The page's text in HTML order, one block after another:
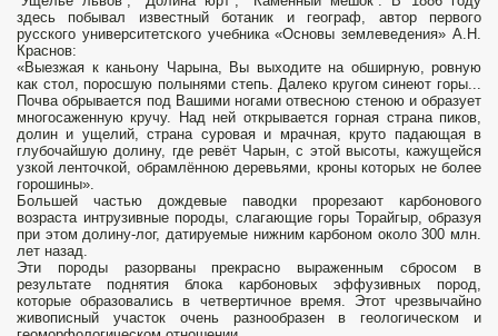
здесь побывал известный ботаник и географ, автор первого
русского университетского учебника «Основы землеведения» А.Н.
Краснов:
«Выезжая к каньону Чарына, Вы выходите на обширную, ровную
как стол, поросшую полынями степь. Далеко кругом синеют горы...
Почва обрывается под Вашими ногами отвесною стеною и образует
многосаженную кручу. Над ней открывается горная страна пиков,
долин и ущелий, страна суровая и мрачная, круто падающая в
глубочайшую долину, где ревёт Чарын, с этой высоты, кажущейся
узкой ленточкой, обрамлённою деревьями, кроны которых не более
горошины».
Большей частью дождевые паводки прорезают карбонового
возраста интрузивные породы, слагающие горы Торайгыр, образуя
при этом долину-лог, датируемые нижним карбоном около 300 млн.
лет назад.
Эти породы разорваны прекрасно выраженным сбросом в
результате поднятия блока карбоновых эффузивных пород,
которые образовались в четвертичное время. Этот чрезвычайно
живописный участок очень разнообразен в геологическом и